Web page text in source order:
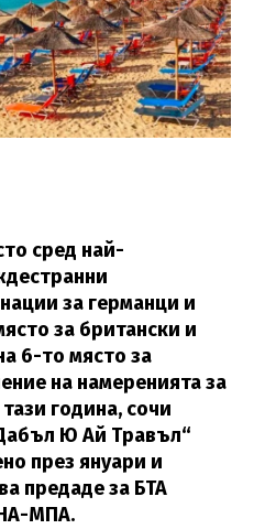
сред най-
за германци и
за британски и
6-то място за
на намеренията за
година, сочи
Ю Ай Травъл“
през януари и
предаде за БТА
МПА.